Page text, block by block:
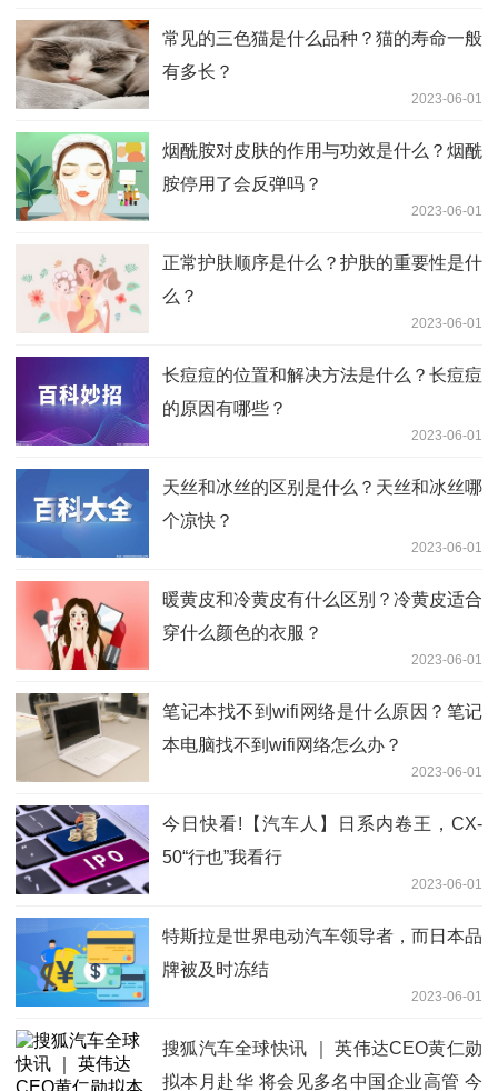
常见的三色猫是什么品种？猫的寿命一般
有多长？
2023-06-01
烟酰胺对皮肤的作用与功效是什么？烟酰
胺停用了会反弹吗？
2023-06-01
正常护肤顺序是什么？护肤的重要性是什
么？
2023-06-01
长痘痘的位置和解决方法是什么？长痘痘
的原因有哪些？
2023-06-01
天丝和冰丝的区别是什么？天丝和冰丝哪
个凉快？
2023-06-01
暖黄皮和冷黄皮有什么区别？冷黄皮适合
穿什么颜色的衣服？
2023-06-01
笔记本找不到wifi网络是什么原因？笔记
本电脑找不到wifi网络怎么办？
2023-06-01
今日快看!【汽车人】日系内卷王，CX-
50“行也”我看行
2023-06-01
特斯拉是世界电动汽车领导者，而日本品
牌被及时冻结
2023-06-01
搜狐汽车全球快讯 ｜ 英伟达CEO黄仁勋
拟本月赴华 将会见多名中国企业高管 今